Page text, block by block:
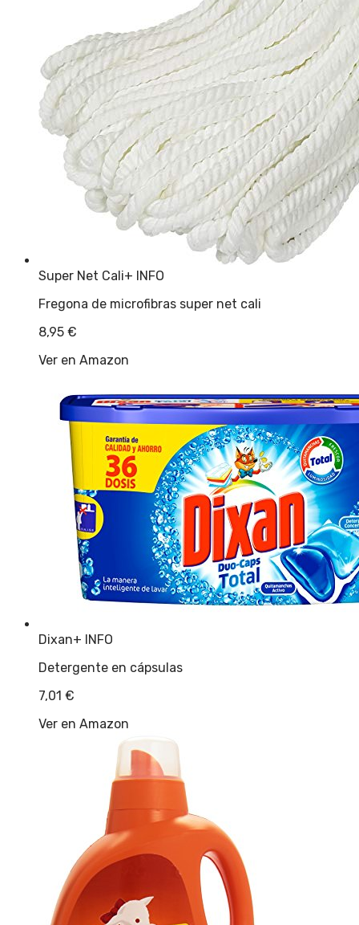
Super Net Cali+ INFO
Fregona de microfibras super net cali
8,95 €
Ver en Amazon
Dixan+ INFO
Detergente en cápsulas
7,01 €
Ver en Amazon